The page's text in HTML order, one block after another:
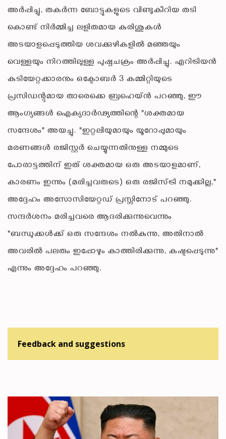
അർപ്പിച്ചു, തകർന്ന ബോട്ടുകളുടെ വിണ്ടുകീറിയ തടി
കൊണ്ട് നിർമ്മിച്ച ലളിതമായ കുരിശുകൾ
അടയാളപ്പെടുത്തിയ ശവക്കുഴികളിൽ മഞ്ഞയും
വെള്ളയും നിറത്തിലുള്ള പുഷ്പചക്രം അർപ്പിച്ചു. എറിട്രിയൻ
കുടിയേറ്റക്കാരനും ഒക്ടോബർ 3 കമ്മിറ്റിയുടെ
പ്രസിഡന്റുമായ താരെക്കെ ബ്രഹെയ്ൻ പറഞ്ഞു, ഈ
ആംഗ്യങ്ങൾ ഐക്യദാർഢ്യത്തിന്റെ "ശക്തമായ
സന്ദേശം" അയച്ചു. "ഇറ്റലിയുമായും യൂറോപ്പുമായും
മരണങ്ങൾ രജിസ്റ്റർ ചെയ്യുന്നതിനുള്ള നമ്മുടെ
പോരാട്ടത്തിന് ഇത് ശക്തമായ ഒരു അടയാളമാണ്,
കാരണം ഇന്നും (മരിച്ചവരുടെ) ഒരു രജിസ്ട്രി നമുക്കില്ല,"
അദ്ദേഹം അസോസിയേറ്റഡ് പ്രസ്സിനോട് പറഞ്ഞു.
സന്ദർശനം മരിച്ചവരെ ആദരിക്കുന്നുവെന്നും
"ബന്ധുക്കൾക്ക് ഒരു സന്ദേശം നൽകുന്നു, അതിനാൽ
അവരിൽ പലരും ഇപ്പോഴും കാത്തിരിക്കുന്നു, കഷ്ടപ്പെടുന്നു"
എന്നും അദ്ദേഹം പറഞ്ഞു.
Feedback and suggestions